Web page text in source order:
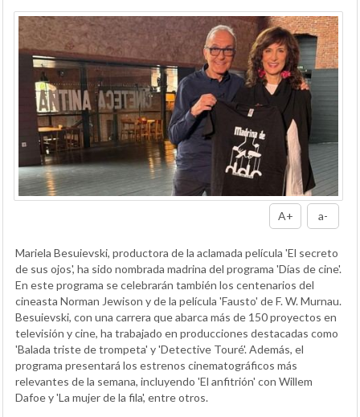
A+ a-
Mariela Besuievski, productora de la aclamada película 'El secreto
de sus ojos', ha sido nombrada madrina del programa 'Días de cine'.
En este programa se celebrarán también los centenarios del
cineasta Norman Jewison y de la película 'Fausto' de F. W. Murnau.
Besuievski, con una carrera que abarca más de 150 proyectos en
televisión y cine, ha trabajado en producciones destacadas como
'Balada triste de trompeta' y 'Detective Touré'. Además, el
programa presentará los estrenos cinematográficos más
relevantes de la semana, incluyendo 'El anfitrión' con Willem
Dafoe y 'La mujer de la fila', entre otros.